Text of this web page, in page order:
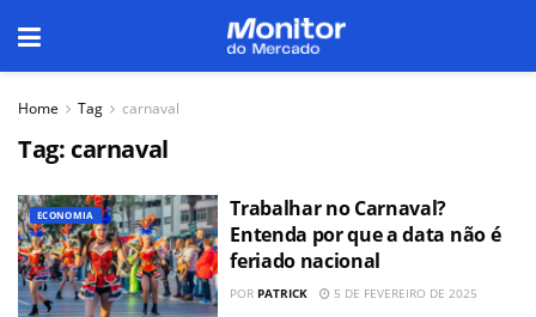
Home Tag carnaval
Tag: carnaval
ECONOMIA
Trabalhar no Carnaval?
Entenda por que a data não é
feriado nacional
POR PATRICK 5 DE FEVEREIRO DE 2025